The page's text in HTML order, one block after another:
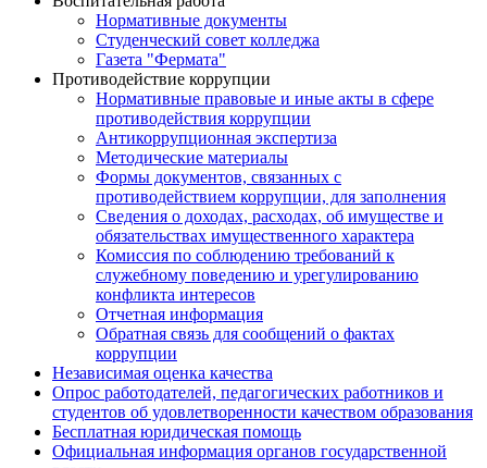
Нормативные документы
Студенческий совет колледжа
Газета "Фермата"
Противодействие коррупции
Нормативные правовые и иные акты в сфере
противодействия коррупции
Антикоррупционная экспертиза
Методические материалы
Формы документов, связанных с
противодействием коррупции, для заполнения
Сведения о доходах, расходах, об имуществе и
обязательствах имущественного характера
Комиссия по соблюдению требований к
служебному поведению и урегулированию
конфликта интересов
Отчетная информация
Обратная связь для сообщений о фактах
коррупции
Независимая оценка качества
Опрос работодателей, педагогических работников и
студентов об удовлетворенности качеством образования
Бесплатная юридическая помощь
Официальная информация органов государственной